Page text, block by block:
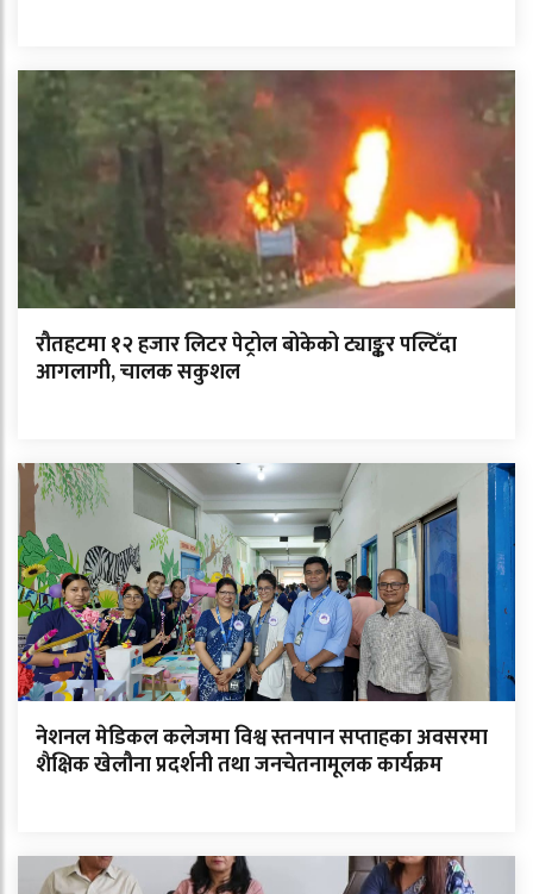
रौतहटमा १२ हजार लिटर पेट्रोल बोकेको ट्याङ्कर पल्टिँदा
आगलागी, चालक सकुशल
नेशनल मेडिकल कलेजमा विश्व स्तनपान सप्ताहका अवसरमा
शैक्षिक खेलौना प्रदर्शनी तथा जनचेतनामूलक कार्यक्रम